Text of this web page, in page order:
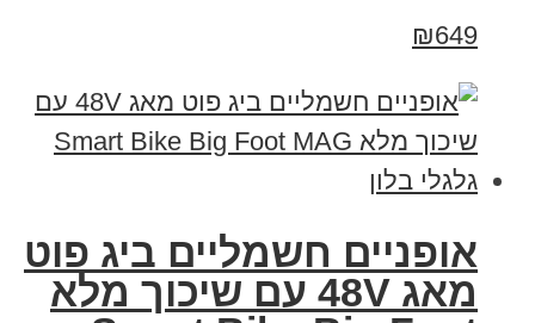
₪649
אופניים חשמליים ביג פוט
מאג 48V עם שיכוך מלא